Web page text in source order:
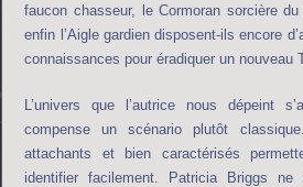
faucon chasseur, le Cormoran sorcière
enfin l’Aigle gardien disposent-ils encore
connaissances pour éradiquer un nouveau
L’univers que l’autrice nous dépeint
compense un scénario plutôt
attachants et bien caractérisés
identifier facilement. Patricia Briggs